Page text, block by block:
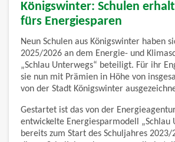
Königswinter: Schulen
fürs Energiesparen
Neun Schulen aus Königswinter haben
2025/2026 an dem Energie- und
„Schlau Unterwegs“ beteiligt. Für ihr
sie nun mit Prämien in Höhe von
von der Stadt Königswinter
Gestartet ist das von der
entwickelte Energiesparmodell „Schlau
bereits zum Start des Schuljahres 2023/